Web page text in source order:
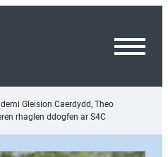
Gleision Caerdydd, Theo
rhaglen ddogfen ar S4C